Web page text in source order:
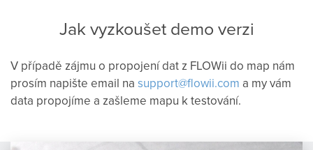
Jak vyzkoušet demo verzi
V případě zájmu o propojení dat z FLOWii do map nám
prosím napište email na support@flowii.com a my vám
data propojíme a zašleme mapu k testování.